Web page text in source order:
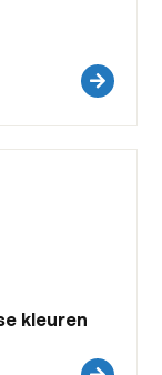
kleuren